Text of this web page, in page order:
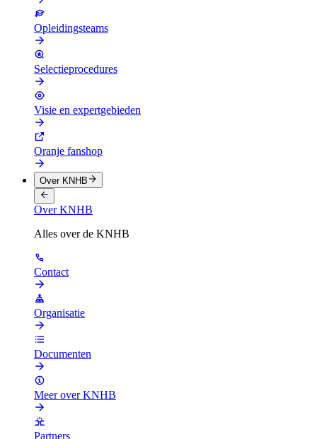
Opleidingsteams
Selectieprocedures
Visie en expertgebieden
Oranje fanshop
Over KNHB
Over KNHB
Alles over de KNHB
Contact
Organisatie
Documenten
Meer over KNHB
Partners